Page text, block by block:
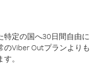
特定の国へ30日間自由に
Viber Outプランよりも
。